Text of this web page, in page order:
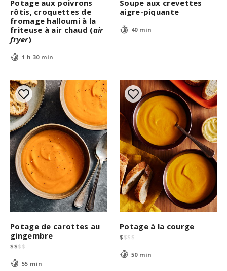
Potage aux poivrons
rôtis, croquettes de
fromage halloumi à la
friteuse à air chaud (air
fryer)
1 h 30 min
Soupe aux crevettes
aigre-piquante
40 min
Potage de carottes au
gingembre
$$$ $
55 min
Potage à la courge
$ $$ $
50 min